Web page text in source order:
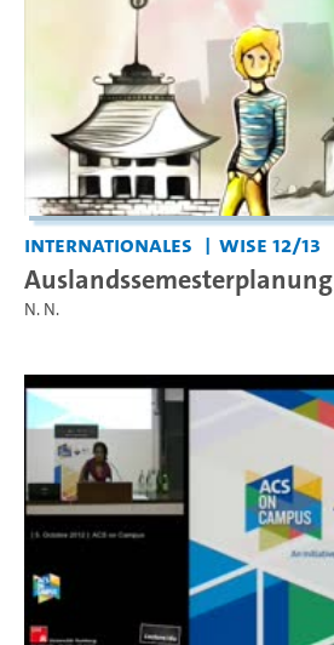
Internationales WiSe 12/13
Auslandssemesterplanung
N. N.